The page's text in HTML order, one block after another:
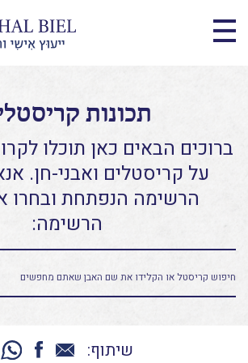
תכונות
ברוכים הבאים כאן תוכלו
על קריסטלים ואבני-חן.
הרשימה הנפתחת ובחרו
הרשימה:
שיתוף: